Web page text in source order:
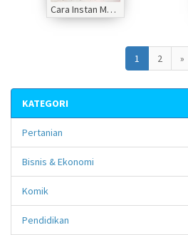
Cara Instan Menguasai Program E diting Secara Otodidak
1 2 »
KATEGORI
Pertanian
Bisnis & Ekonomi
Komik
Pendidikan